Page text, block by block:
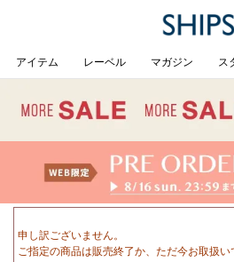
アイテム レーベル マガジン ス
申し訳ございません。
ご指定の商品は販売終了か、ただ今お取扱い